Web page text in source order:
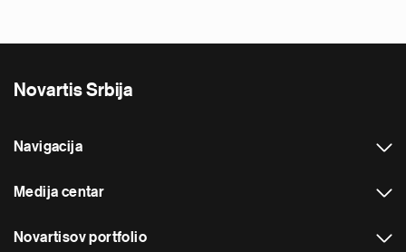
Novartis Srbija
Navigacija
Medija centar
Novartisov portfolio